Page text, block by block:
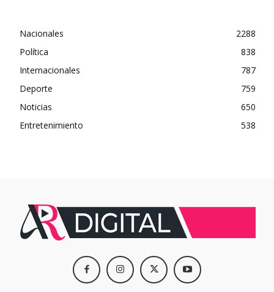
Nacionales
2288
Política
838
Internacionales
787
Deporte
759
Noticias
650
Entretenimiento
538